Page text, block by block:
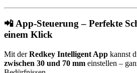
📲 App-Steuerung – Perfekte
einem Klick
Mit derRedkey Intelligent App kannst
zwischen 30 und 70 mm einstellen –